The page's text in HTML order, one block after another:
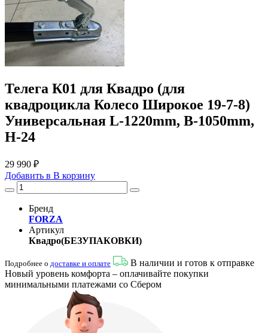
Телега К01 для Квадро (для
квадроцикла Колесо Широкое 19-7-8)
Универсальная L-1220mm, B-1050mm,
H-24
29 990 ₽
Добавить в В корзину
Бренд
FORZA
Артикул
Квадро(БЕЗУПАКОВКИ)
Подробнее о доставке и оплате
В наличии и готов к отправке
Новый уровень комфорта – оплачивайте покупки
минимальными платежами со Сбером